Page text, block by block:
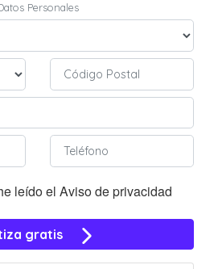
Personales
leído el Aviso de privacidad
gratis